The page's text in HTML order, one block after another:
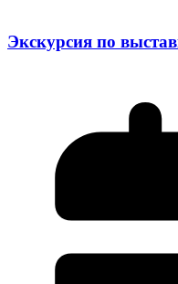
Экскурсия по